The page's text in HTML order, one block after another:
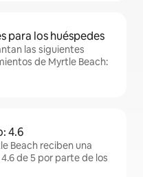
para los huéspedes
las siguientes
de Myrtle Beach:
4.6
Beach reciben una
de 5 por parte de los